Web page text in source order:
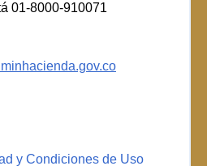
01-8000-910071
y Condiciones de Uso